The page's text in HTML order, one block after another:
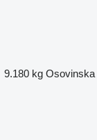
9.180 kg Osovinska